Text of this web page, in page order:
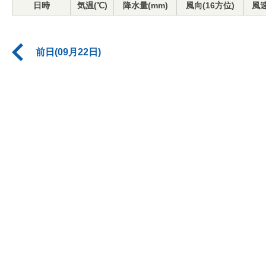
日時 気温(℃) 降水量(mm) 風向(16方位) 風
前日(09月22日)